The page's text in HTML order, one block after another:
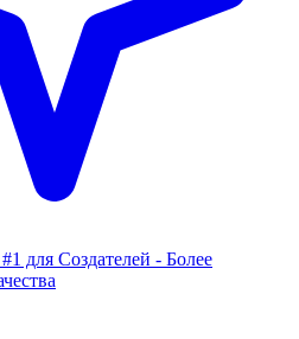
для Создателей - Более